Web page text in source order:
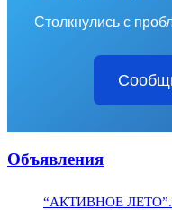
Столкнулись с
Объявления
“АКТИВНОЕ ЛЕТО”.